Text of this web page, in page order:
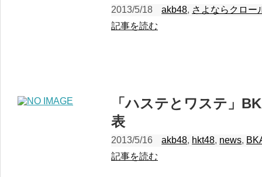
2013/5/18 akb48, さよならクロー
記事を読む
「ハステとワステ」
表
2013/5/16 akb48, hkt48, news,
記事を読む